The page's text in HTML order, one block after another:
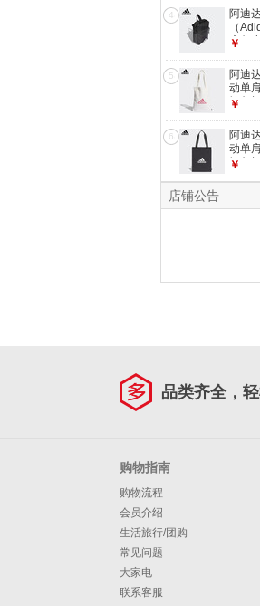
白灰
XL【
4
阿迪
（
肩包
黑色
￥
5
阿迪
动单
挎包
￥
6
阿迪
动单
挎包
￥
店铺公告
品类齐全，
购物指南
购物流程
会员介绍
生活旅行/团购
常见问题
大家电
联系客服